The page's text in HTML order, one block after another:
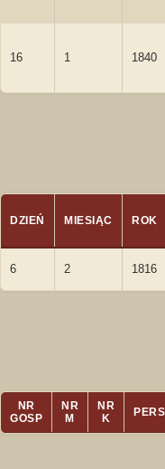
16 1 1840
DZIEŃ MIESIĄC ROK
6 2 1816
NR
GOSP
NR
M
NR
K